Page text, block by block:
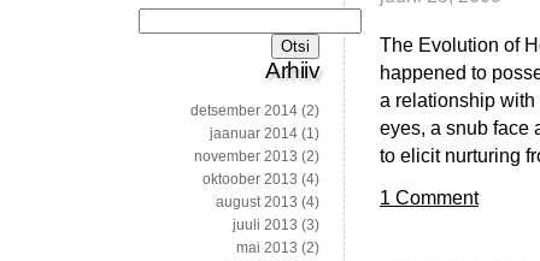
The Evolution of
happened to
a relationship with
eyes, a snub face
to elicit nurturing
1 Comment
Arhiiv
detsember 2014 (2)
jaanuar 2014 (1)
november 2013 (2)
oktoober 2013 (4)
august 2013 (4)
juuli 2013 (3)
mai 2013 (2)